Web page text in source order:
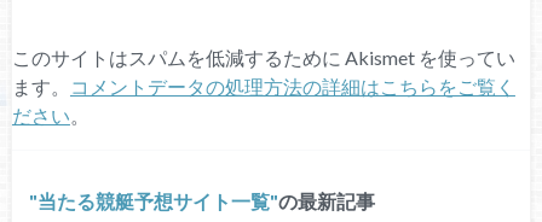
このサイトはスパムを低減するために Akismet を使ってい
ます。
コメントデータの処理方法の詳細はこちらをご覧く
ださい。
当たる競艇予想サイト一覧 の最新記事